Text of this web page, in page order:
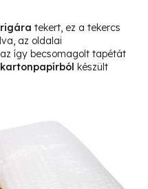
tekert, ez a tekercs
az oldalai
így becsomagolt tapétát
kartonpapírból készült